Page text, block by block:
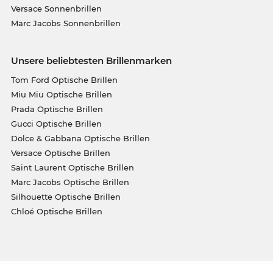
Versace Sonnenbrillen
Marc Jacobs Sonnenbrillen
Unsere beliebtesten Brillenmarken
Tom Ford Optische Brillen
Miu Miu Optische Brillen
Prada Optische Brillen
Gucci Optische Brillen
Dolce & Gabbana Optische Brillen
Versace Optische Brillen
Saint Laurent Optische Brillen
Marc Jacobs Optische Brillen
Silhouette Optische Brillen
Chloé Optische Brillen